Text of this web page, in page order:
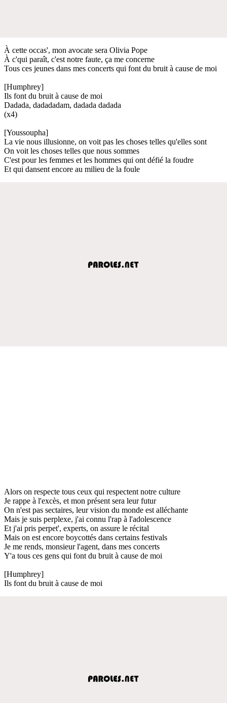
À cette occas', mon avocate sera Olivia Pope
À c'qui paraît, c'est notre faute, ça me concerne
Tous ces jeunes dans mes concerts qui font du bruit à cause de moi
[Humphrey]
Ils font du bruit à cause de moi
Dadada, dadadadam, dadada dadada
(x4)
[Youssoupha]
La vie nous illusionne, on voit pas les choses telles qu'elles sont
On voit les choses telles que nous sommes
C'est pour les femmes et les hommes qui ont défié la foudre
Et qui dansent encore au milieu de la foule
Alors on respecte tous ceux qui respectent notre culture
Je rappe à l'excès, et mon présent sera leur futur
On n'est pas sectaires, leur vision du monde est alléchante
Mais je suis perplexe, j'ai connu l'rap à l'adolescence
Et j'ai pris perpet', experts, on assure le récital
Mais on est encore boycottés dans certains festivals
Je me rends, monsieur l'agent, dans mes concerts
Y'a tous ces gens qui font du bruit à cause de moi
[Humphrey]
Ils font du bruit à cause de moi